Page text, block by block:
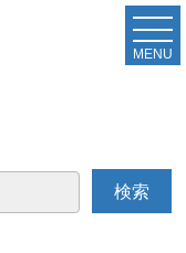
MENU
第１号（果樹カメ